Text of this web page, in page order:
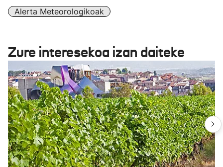
Alerta Meteorologikoak
Zure interesekoa izan daiteke